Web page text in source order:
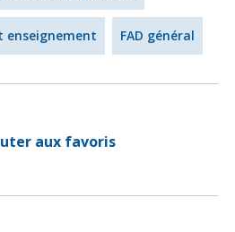
enseignement FAD général
aux favoris